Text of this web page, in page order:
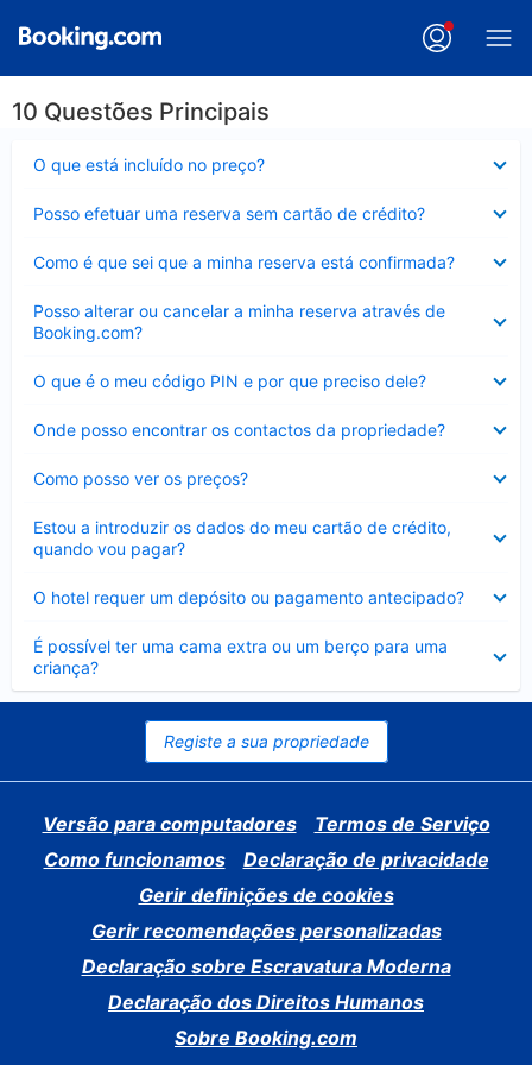
10 Questões Principais
O que está incluído no preço?
fechado
Posso efetuar uma reserva sem cartão de crédito?
fechado
Como é que sei que a minha reserva está confirmada?
fechado
Posso alterar ou cancelar a minha reserva através de
Booking.com?
fechado
O que é o meu código PIN e por que preciso dele?
fechado
Onde posso encontrar os contactos da propriedade?
fechado
Como posso ver os preços?
fechado
Estou a introduzir os dados do meu cartão de crédito,
quando vou pagar?
fechado
O hotel requer um depósito ou pagamento antecipado?
fechado
É possível ter uma cama extra ou um berço para uma
criança?
Elemento
fechado
Registe a sua propriedade
Versão para computadores
Termos de Serviço
Como funcionamos
Declaração de privacidade
Gerir definições de cookies
Gerir recomendações personalizadas
Declaração sobre Escravatura Moderna
Declaração dos Direitos Humanos
Sobre Booking.com